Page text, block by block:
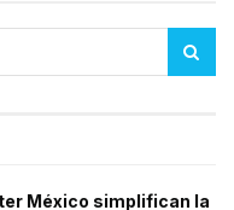
México simplifican la